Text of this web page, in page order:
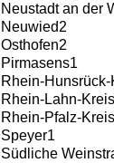
Neustadt an der
Neuwied2
Osthofen2
Pirmasens1
Rhein-Hunsrück-
Rhein-Lahn-Kreis
Rhein-Pfalz-Kreis
Speyer1
Südliche